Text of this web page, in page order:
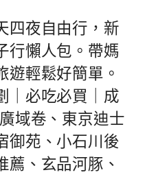
四夜自由行，新
行懶人包。帶媽
遊輕鬆好簡單。
｜必吃必買｜成
域卷、東京迪士
御苑、小石川後
薦、玄品河豚、